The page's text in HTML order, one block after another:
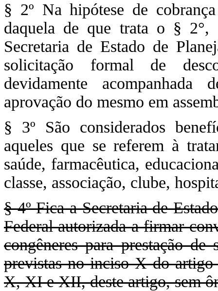
§ 2º Na hipótese de
daquela de que trata o § 2°,
Secretaria de Estado de
solicitação formal de
devidamente
aprovação do mesmo em
§ 3º São considerados
aqueles que se referem à
saúde, farmacêutica,
classe, associação, clube,
§ 4º Fica a Secretaria de
Federal autorizada a firmar
congêneres para prestação de
previstas no inciso X do
X, XI e XII, deste artigo, sem